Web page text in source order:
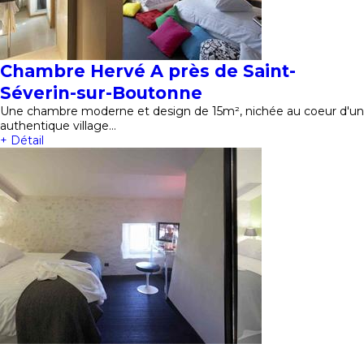
Chambre Hervé A près de Saint-
Séverin-sur-Boutonne
Une chambre moderne et design de 15m², nichée au coeur d'un
authentique village…
+ Détail